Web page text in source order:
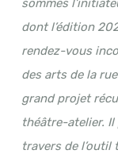
sommes
dont l’édition
rendez-vous
des arts de la
grand projet
théâtre-atelier. Il
travers de